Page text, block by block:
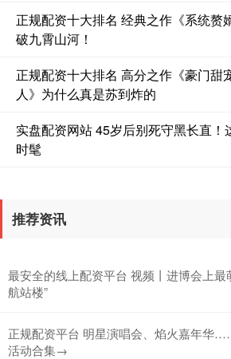
正规配资十大排名 经典之作《系统赘
破九霄山河！
正规配资十大排名 高分之作《豪门甜
人》为什么真是苏到炸的
实盘配资网站 45岁后别死守黑长直！
时髦
推荐资讯
最安全的线上配资平台 视频丨进博会上最
航站楼”
正规配资平台 明星演唱会、焰火嘉年华
活动合集→